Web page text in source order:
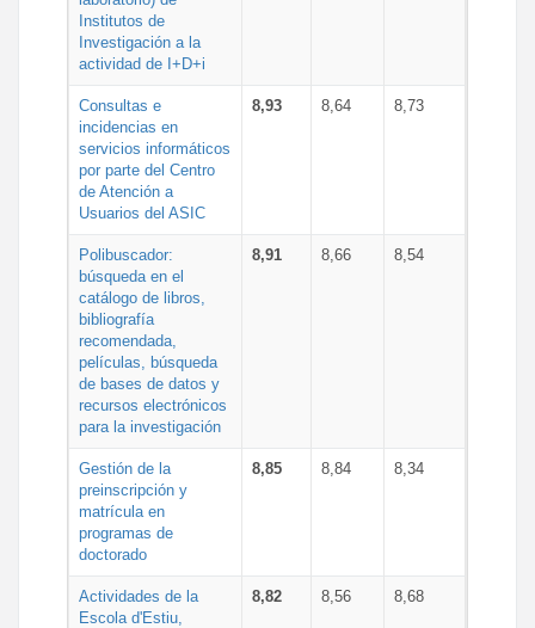
Institutos de
Investigación a la
actividad de I+D+i
Consultas e
incidencias en
servicios informáticos
por parte del Centro
de Atención a
Usuarios del ASIC
8,93 8,64 8,73
Polibuscador:
búsqueda en el
catálogo de libros,
bibliografía
recomendada,
películas, búsqueda
de bases de datos y
recursos electrónicos
para la investigación
8,91 8,66 8,54
Gestión de la
preinscripción y
matrícula en
programas de
doctorado
8,85 8,84 8,34
Actividades de la
Escola d'Estiu,
8,82 8,56 8,68